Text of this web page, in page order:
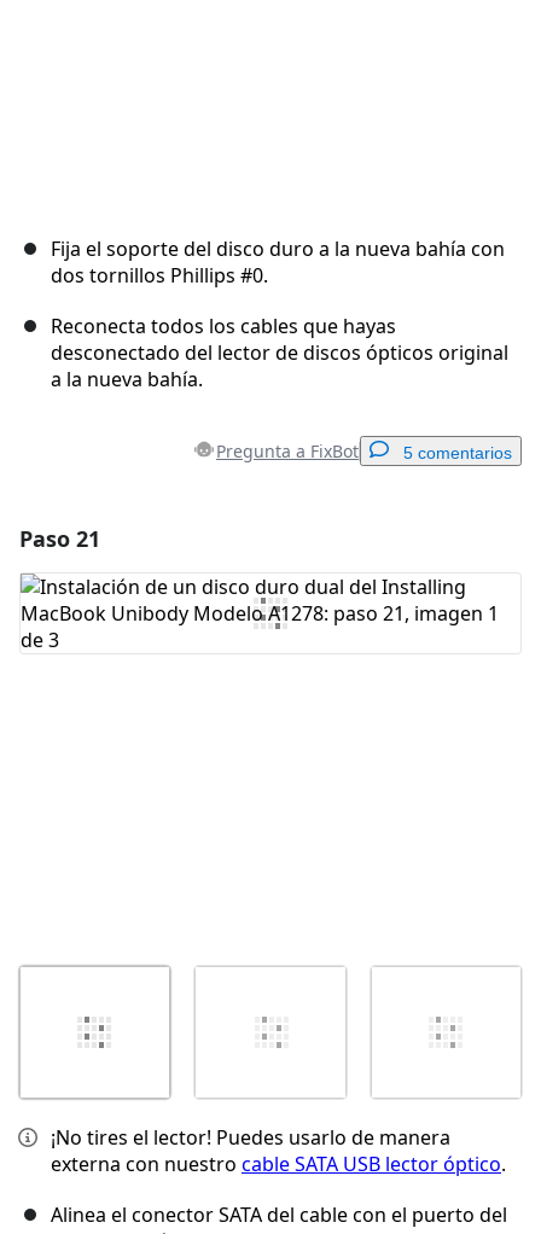
Fija el soporte del disco duro a la nueva bahía con
dos tornillos Phillips #0.
Reconecta todos los cables que hayas
desconectado del lector de discos ópticos original
a la nueva bahía.
Pregunta a FixBot 5 comentarios
Agregar Comentario
Paso 21
¡No tires el lector! Puedes usarlo de manera
externa con nuestro cable SATA USB lector óptico.
Alinea el conector SATA del cable con el puerto del